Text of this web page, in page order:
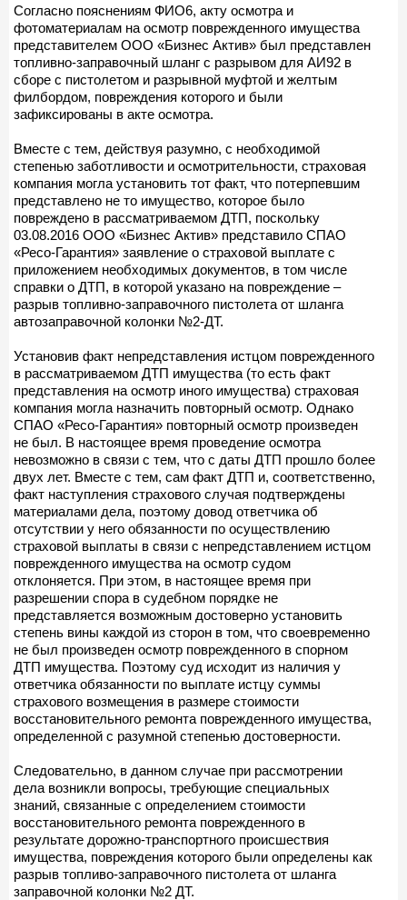
Согласно пояснениям ФИО6, акту осмотра и
фотоматериалам на осмотр поврежденного имущества
представителем ООО «Бизнес Актив» был представлен
топливно-заправочный шланг с разрывом для АИ92 в
сборе с пистолетом и разрывной муфтой и желтым
филбордом, повреждения которого и были
зафиксированы в акте осмотра.
Вместе с тем, действуя разумно, с необходимой
степенью заботливости и осмотрительности, страховая
компания могла установить тот факт, что потерпевшим
представлено не то имущество, которое было
повреждено в рассматриваемом ДТП, поскольку
03.08.2016 ООО «Бизнес Актив» представило СПАО
«Ресо-Гарантия» заявление о страховой выплате с
приложением необходимых документов, в том числе
справки о ДТП, в которой указано на повреждение –
разрыв топливно-заправочного пистолета от шланга
автозаправочной колонки №2-ДТ.
Установив факт непредставления истцом поврежденного
в рассматриваемом ДТП имущества (то есть факт
представления на осмотр иного имущества) страховая
компания могла назначить повторный осмотр. Однако
СПАО «Ресо-Гарантия» повторный осмотр произведен
не был. В настоящее время проведение осмотра
невозможно в связи с тем, что с даты ДТП прошло более
двух лет. Вместе с тем, сам факт ДТП и, соответственно,
факт наступления страхового случая подтверждены
материалами дела, поэтому довод ответчика об
отсутствии у него обязанности по осуществлению
страховой выплаты в связи с непредставлением истцом
поврежденного имущества на осмотр судом
отклоняется. При этом, в настоящее время при
разрешении спора в судебном порядке не
представляется возможным достоверно установить
степень вины каждой из сторон в том, что своевременно
не был произведен осмотр поврежденного в спорном
ДТП имущества. Поэтому суд исходит из наличия у
ответчика обязанности по выплате истцу суммы
страхового возмещения в размере стоимости
восстановительного ремонта поврежденного имущества,
определенной с разумной степенью достоверности.
Следовательно, в данном случае при рассмотрении
дела возникли вопросы, требующие специальных
знаний, связанные с определением стоимости
восстановительного ремонта поврежденного в
результате дорожно-транспортного происшествия
имущества, повреждения которого были определены как
разрыв топливо-заправочного пистолета от шланга
заправочной колонки №2 ДТ.